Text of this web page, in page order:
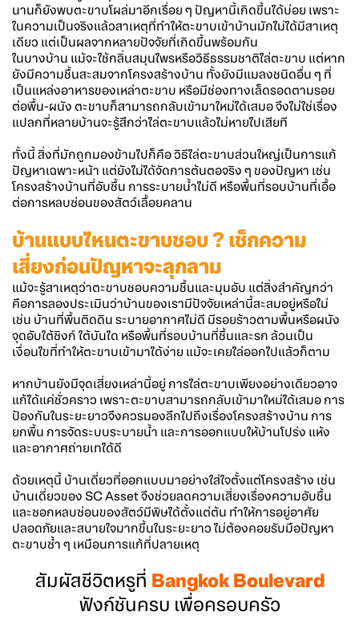
นานก็ยังพบตะขาบโผล่มาอีกเรื่อย ๆ ปัญหานี้เกิดขึ้นได้บ่อย เพราะ
ในความเป็นจริงแล้วสาเหตุที่ทำให้ตะขาบเข้าบ้านมักไม่ได้มีสาเหตุ
เดียว แต่เป็นผลจากหลายปัจจัยที่เกิดขึ้นพร้อมกัน
ในบางบ้าน แม้จะใช้กลิ่นสมุนไพรหรือวิธีธรรมชาติไล่ตะขาบ แต่หาก
ยังมีความชื้นสะสมจากโครงสร้างบ้าน ทั้งยังมีแมลงชนิดอื่น ๆ ที่
เป็นแหล่งอาหารของเหล่าตะขาบ หรือมีช่องทางเล็ดรอดตามรอย
ต่อพื้น-ผนัง ตะขาบก็สามารถกลับเข้ามาใหม่ได้เสมอ จึงไม่ใช่เรื่อง
แปลกที่หลายบ้านจะรู้สึกว่าไล่ตะขาบแล้วไม่หายไปเสียที
ทั้งนี้ สิ่งที่มักถูกมองข้ามไปก็คือ วิธีไล่ตะขาบส่วนใหญ่เป็นการแก้
ปัญหาเฉพาะหน้า แต่ยังไม่ได้จัดการต้นตอจริง ๆ ของปัญหา เช่น
โครงสร้างบ้านที่อับชื้น การระบายน้ำไม่ดี หรือพื้นที่รอบบ้านที่เอื้อ
ต่อการหลบซ่อนของสัตว์เลื้อยคลาน
บ้านแบบไหนตะขาบชอบ? เช็กความ
เสี่ยงก่อนปัญหาจะลุกลาม
แม้จะรู้สาเหตุว่าตะขาบชอบความชื้นและมุมอับ แต่สิ่งสำคัญกว่า
คือการลองประเมินว่าบ้านของเรามีปัจจัยเหล่านี้สะสมอยู่หรือไม่
เช่น บ้านที่พื้นติดดิน ระบายอากาศไม่ดี มีรอยร้าวตามพื้นหรือผนัง
จุดอับใต้ซิงก์ ใต้บันได หรือพื้นที่รอบบ้านที่ชื้นและรก ล้วนเป็น
เงื่อนไขที่ทำให้ตะขาบเข้ามาได้ง่าย แม้จะเคยไล่ออกไปแล้วก็ตาม
หากบ้านยังมีจุดเสี่ยงเหล่านี้อยู่ การไล่ตะขาบเพียงอย่างเดียวอาจ
แก้ได้แค่ชั่วคราว เพราะตะขาบสามารถกลับเข้ามาใหม่ได้เสมอ การ
ป้องกันในระยะยาวจึงควรมองลึกไปถึงเรื่องโครงสร้างบ้าน การ
ยกพื้น การจัดระบบระบายน้ำ และการออกแบบให้บ้านโปร่ง แห้ง
และอากาศถ่ายเทได้ดี
ด้วยเหตุนี้ บ้านเดี่ยวที่ออกแบบมาอย่างใส่ใจตั้งแต่โครงสร้าง เช่น
บ้านเดี่ยวของ SC Asset จึงช่วยลดความเสี่ยงเรื่องความอับชื้น
และซอกหลบซ่อนของสัตว์มีพิษได้ตั้งแต่ต้น ทำให้การอยู่อาศัย
ปลอดภัยและสบายใจมากขึ้นในระยะยาว ไม่ต้องคอยรับมือปัญหา
ตะขาบซ้ำ ๆ เหมือนการแก้ที่ปลายเหตุ
สัมผัสชีวิตหรูที่ Bangkok Boulevard
ฟังก์ชันครบ เพื่อครอบครัว